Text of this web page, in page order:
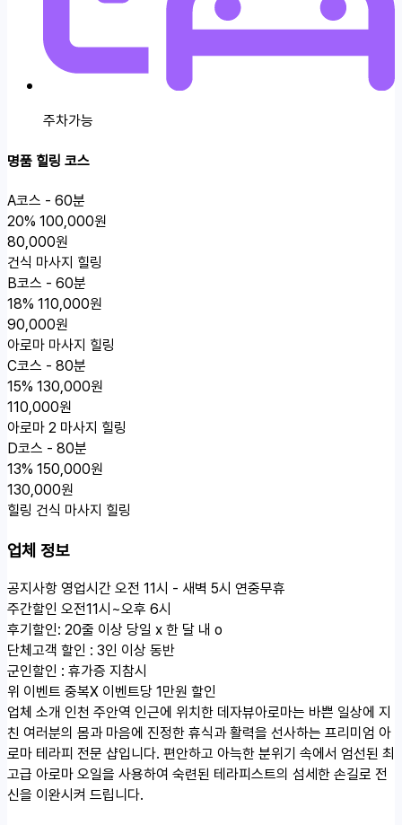
주차가능
명품 힐링 코스
A코스 - 60분
20% 100,000원
80,000원
건식 마사지 힐링
B코스 - 60분
18% 110,000원
90,000원
아로마 마사지 힐링
C코스 - 80분
15% 130,000원
110,000원
아로마 2 마사지 힐링
D코스 - 80분
13% 150,000원
130,000원
힐링 건식 마사지 힐링
업체 정보
공지사항영업시간 오전 11시 - 새벽 5시 연중무휴
주간할인 오전11시~오후 6시
후기할인: 20줄 이상 당일 x 한 달 내 o
단체고객 할인 : 3인 이상 동반
군인할인 : 휴가증 지참시
위 이벤트 중복X 이벤트당 1만원 할인
업체 소개 인천 주안역 인근에 위치한 데자뷰아로마는 바쁜 일상에 지
친 여러분의 몸과 마음에 진정한 휴식과 활력을 선사하는 프리미엄 아
로마 테라피 전문 샵입니다. 편안하고 아늑한 분위기 속에서 엄선된 최
고급 아로마 오일을 사용하여 숙련된 테라피스트의 섬세한 손길로 전
신을 이완시켜 드립니다.